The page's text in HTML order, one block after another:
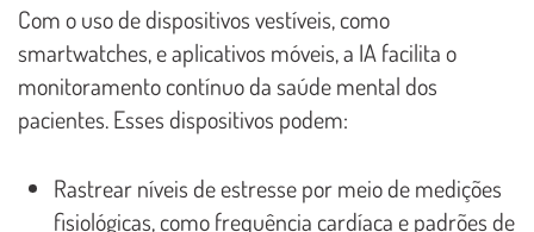
Com o uso de dispositivos vestíveis, como
smartwatches, e aplicativos móveis, a IA facilita o
monitoramento contínuo da saúde mental dos
pacientes. Esses dispositivos podem:
Rastrear níveis de estresse por meio de medições
fisiológicas, como frequência cardíaca e padrões de